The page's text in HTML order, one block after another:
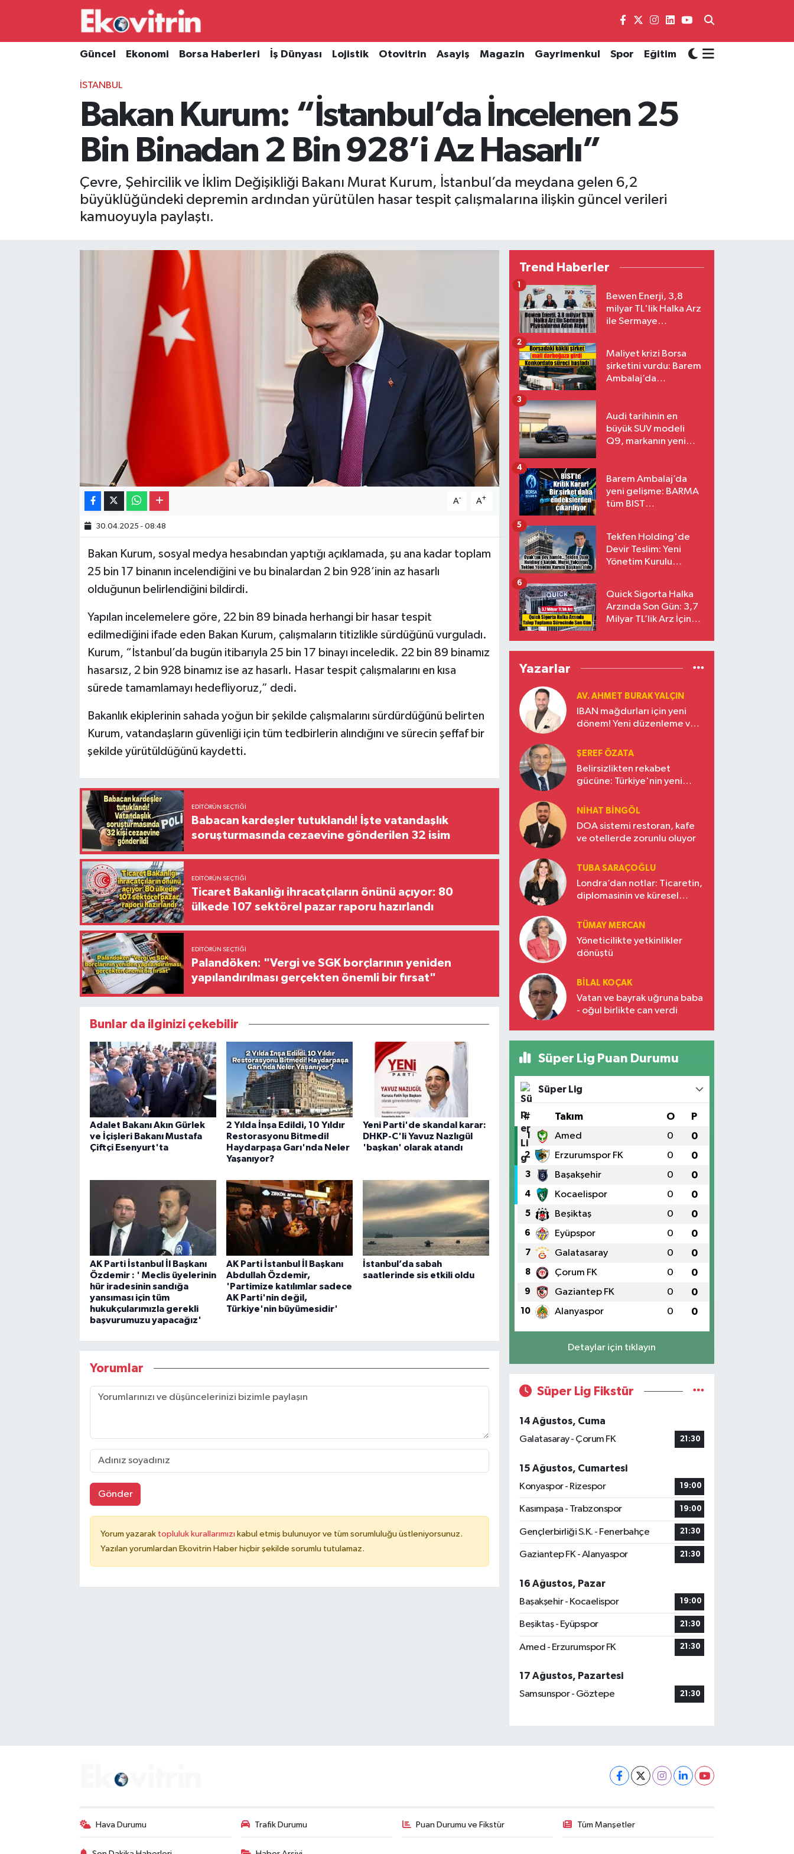
Güncel Ekonomi Borsa Haberleri İş Dünyası Lojistik Otovitrin Asayiş Magazin Gayrimenkul Spor Eğitim
İSTANBUL
Bakan Kurum: “İstanbul’da İncelenen 25
Bin Binadan 2 Bin 928’i Az Hasarlı”
Çevre, Şehircilik ve İklim Değişikliği Bakanı Murat Kurum, İstanbul’da meydana gelen 6,2
büyüklüğündeki depremin ardından yürütülen hasar tespit çalışmalarına ilişkin güncel verileri
kamuoyuyla paylaştı.
A- A+
30.04.2025 - 08:48
Bakan Kurum, sosyal medya hesabından yaptığı açıklamada, şu ana kadar toplam
25 bin 17 binanın incelendiğini ve bu binalardan 2 bin 928’inin az hasarlı
olduğunun belirlendiğini bildirdi.
Yapılan incelemelere göre, 22 bin 89 binada herhangi bir hasar tespit
edilmediğini ifade eden Bakan Kurum, çalışmaların titizlikle sürdüğünü vurguladı.
Kurum, “İstanbul’da bugün itibarıyla 25 bin 17 binayı inceledik. 22 bin 89 binamız
hasarsız, 2 bin 928 binamız ise az hasarlı. Hasar tespit çalışmalarını en kısa
sürede tamamlamayı hedefliyoruz,” dedi.
Bakanlık ekiplerinin sahada yoğun bir şekilde çalışmalarını sürdürdüğünü belirten
Kurum, vatandaşların güvenliği için tüm tedbirlerin alındığını ve sürecin şeffaf bir
şekilde yürütüldüğünü kaydetti.
EDITÖRÜN SEÇTIĞI
Babacan kardeşler tutuklandı! İşte vatandaşlık
soruşturmasında cezaevine gönderilen 32 isim
EDITÖRÜN SEÇTIĞI
Ticaret Bakanlığı ihracatçıların önünü açıyor: 80
ülkede 107 sektörel pazar raporu hazırlandı
EDITÖRÜN SEÇTIĞI
Palandöken: "Vergi ve SGK borçlarının yeniden
yapılandırılması gerçekten önemli bir fırsat"
Bunlar da ilginizi çekebilir
Adalet Bakanı Akın Gürlek
ve İçişleri Bakanı Mustafa
Çiftçi Esenyurt'ta
2 Yılda İnşa Edildi, 10 Yıldır
Restorasyonu Bitmedi!
Haydarpaşa Garı'nda Neler
Yaşanıyor?
Yeni Parti'de skandal karar:
DHKP-C'li Yavuz Nazlıgül
'başkan' olarak atandı
AK Parti İstanbul İl Başkanı
Özdemir : ' Meclis üyelerinin
hür iradesinin sandığa
yansıması için tüm
hukukçularımızla gerekli
başvurumuzu yapacağız'
AK Parti İstanbul İl Başkanı
Abdullah Özdemir,
'Partimize katılımlar sadece
AK Parti'nin değil,
Türkiye'nin büyümesidir'
İstanbul’da sabah
saatlerinde sis etkili oldu
Yorumlar
Gönder
Yorum yazarak topluluk kurallarımızı kabul etmiş bulunuyor ve tüm sorumluluğu üstleniyorsunuz.
Yazılan yorumlardan Ekovitrin Haber hiçbir şekilde sorumlu tutulamaz.
Trend Haberler
Bewen Enerji, 3,8
milyar TL'lik Halka Arz
ile Sermaye
1
Maliyet krizi Borsa
şirketini vurdu: Barem
Ambalaj’da
2
Audi tarihinin en
büyük SUV modeli
Q9, markanın yeni
3
Barem Ambalaj’da
yeni gelişme: BARMA
tüm BIST
4
Tekfen Holding'de
Devir Teslim: Yeni
Yönetim Kurulu
5
Quick Sigorta Halka
Arzında Son Gün: 3,7
Milyar TL’lik Arz İçin
Eriyor
6
Yazarlar
AV. AHMET BURAK YALÇIN
IBAN mağdurları için yeni
dönem! Yeni düzenleme ve
ŞEREF ÖZATA
Belirsizlikten rekabet
gücüne: Türkiye'nin yeni
NIHAT BINGÖL
DOA sistemi restoran, kafe
ve otellerde zorunlu oluyor
TUBA SARAÇOĞLU
Londra’dan notlar: Ticaretin,
diplomasinin ve küresel
Türkiye’nin yükselen gücü
TÜMAY MERCAN
Yöneticilikte yetkinlikler
dönüştü
BILAL KOÇAK
Vatan ve bayrak uğruna baba
- oğul birlikte can verdi
Süper Lig Puan Durumu
Süper Lig
# Takım O P
1 Amed 0 0
2 Erzurumspor FK 0 0
3 Başakşehir 0 0
4 Kocaelispor 0 0
5 Beşiktaş 0 0
6 Eyüpspor 0 0
7 Galatasaray 0 0
8 Çorum FK 0 0
9 Gaziantep FK 0 0
10 Alanyaspor 0 0
Detaylar için tıklayın
Süper Lig Fikstür
14 Ağustos, Cuma
Galatasaray - Çorum FK
21:30
15 Ağustos, Cumartesi
Konyaspor - Rizespor
19:00
Kasımpaşa - Trabzonspor 19:00
Gençlerbirliği S.K. - Fenerbahçe 21:30
Gaziantep FK - Alanyaspor 21:30
16 Ağustos, Pazar
Başakşehir - Kocaelispor
19:00
Beşiktaş - Eyüpspor 21:30
Amed - Erzurumspor FK 21:30
17 Ağustos, Pazartesi
Samsunspor - Göztepe
21:30
Hava Durumu Trafik Durumu Puan Durumu ve Fikstür Tüm Manşetler
Güncel
Borsa Haberleri
Hava Durumu
Süper Lig Puan Durumu ve Fikstür
Tüm Manşetler
Haber Arşivi